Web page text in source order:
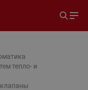
тепло- и